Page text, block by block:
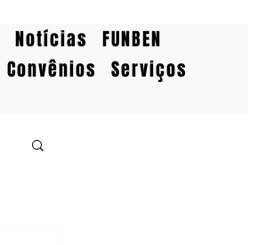
Notícias
FUNBEN
Convênios
Serviços